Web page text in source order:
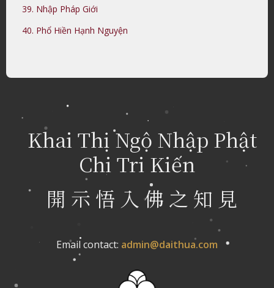
39. Nhập Pháp Giới
40. Phổ Hiền Hạnh Nguyện
Khai Thị Ngộ Nhập Phật
Chi Tri Kiến
開 示 悟 入 佛 之 知 見
Email contact: admin@daithua.com